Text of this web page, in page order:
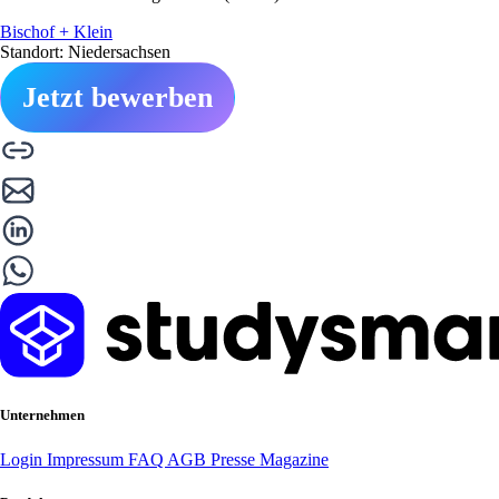
Bischof + Klein
Standort: Niedersachsen
Jetzt bewerben
Unternehmen
Login Impressum FAQ AGB Presse Magazine